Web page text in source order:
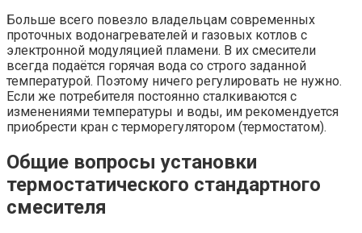
Больше всего повезло владельцам современных
проточных водонагревателей и газовых котлов с
электронной модуляцией пламени. В их смесители
всегда подаётся горячая вода со строго заданной
температурой. Поэтому ничего регулировать не нужно.
Если же потребителя постоянно сталкиваются с
изменениями температуры и воды, им рекомендуется
приобрести кран с терморегулятором (термостатом).
Общие вопросы установки
термостатического стандартного
смесителя